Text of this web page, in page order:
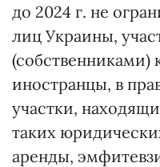
до 2024 г. не
лиц Украины,
(собственниками)
иностранцы, в
участки,
таких
аренды,